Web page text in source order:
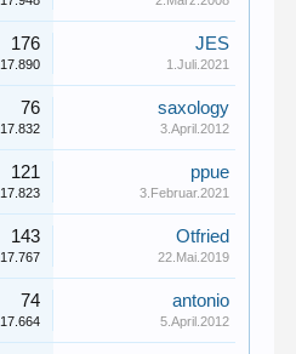
176
17.890
JES
1.Juli.2021
76
17.832
saxology
3.April.2012
121
17.823
ppue
3.Februar.2021
143
17.767
Otfried
22.Mai.2019
74
17.664
antonio
5.April.2012